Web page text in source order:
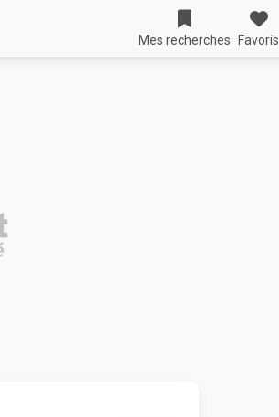
Mes recherches Favoris